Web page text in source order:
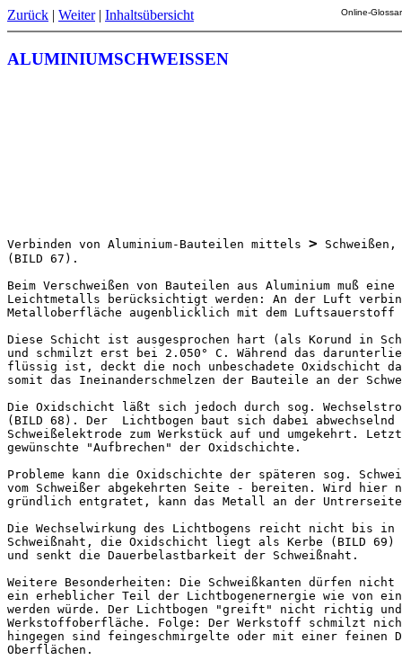
Zurück | Weiter| Inhaltsübersicht Online-
ALUMINIUMSCHWEISSEN
Verbinden von Aluminium-Bauteilen mittels >
(BILD 67).
Beim Verschweißen von Bauteilen aus Aluminium muß
Leichtmetalls berücksichtigt werden: An der Luft
Metalloberfläche augenblicklich mit dem Luftsauerstoff
Diese Schicht ist ausgesprochen hart (als Korund in
und schmilzt erst bei 2.050° C. Während das
flüssig ist, deckt die noch unbeschadete Oxidschicht
somit das Ineinanderschmelzen der Bauteile an der
Die Oxidschicht läßt sich jedoch durch sog.
(BILD 68). Der  Lichtbogen baut sich dabei abwechselnd
Schweißelektrode zum Werkstück auf und umgekehrt.
gewünschte "Aufbrechen" der Oxidschichte.
Probleme kann die Oxidschichte der späteren sog.
vom Schweißer abgekehrten Seite - bereiten. Wird hier
gründlich entgratet, kann das Metall an der Untrerseite
Die Wechselwirkung des Lichtbogens reicht nicht bis
Schweißnaht, die Oxidschicht liegt als Kerbe (BILD
und senkt die Dauerbelastbarkeit der Schweißnaht.
Weitere Besonderheiten: Die Schweißkanten dürfen
ein erheblicher Teil der Lichtbogenernergie wie von
werden würde. Der Lichtbogen "greift" nicht richtig
Werkstoffoberfläche. Folge: Der Werkstoff schmilzt
hingegen sind feingeschmirgelte oder mit einer feinen
Oberflächen.